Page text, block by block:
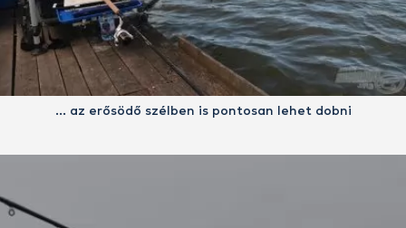
… az erősödő szélben is pontosan lehet dobni